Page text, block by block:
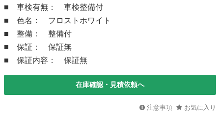
■ 車検有無： 車検整備付
■ 色名： フロストホワイト
■ 整備： 整備付
■ 保証： 保証無
■ 保証内容： 保証無
在庫確認・見積依頼へ
注意事項 お気に入り